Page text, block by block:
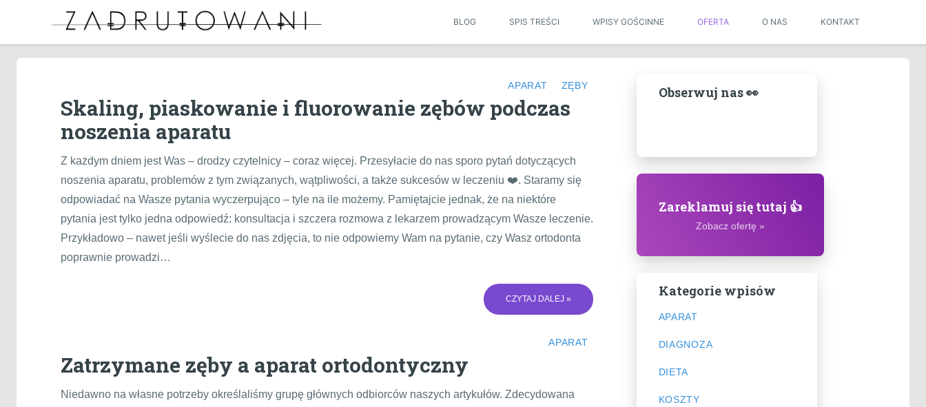
BLOG SPIS TREŚCI WPISY GOŚCINNE OFERTA O NAS KONTAKT
APARAT ZĘBY
Skaling, piaskowanie i fluorowanie zębów podczas
noszenia aparatu
Z każdym dniem jest Was – drodzy czytelnicy – coraz więcej. Przesyłacie do nas sporo pytań dotyczących
noszenia aparatu, problemów z tym związanych, wątpliwości, a także sukcesów w leczeniu ❤️. Staramy się
odpowiadać na Wasze pytania wyczerpująco – tyle na ile możemy. Pamiętajcie jednak, że na niektóre
pytania jest tylko jedna odpowiedź: konsultacja i szczera rozmowa z lekarzem prowadzącym Wasze leczenie.
Przykładowo – nawet jeśli wyślecie do nas zdjęcia, to nie odpowiemy Wam na pytanie, czy Wasz ortodonta
poprawnie prowadzi…
CZYTAJ DALEJ »
APARAT
Zatrzymane zęby a aparat ortodontyczny
Niedawno na własne potrzeby określaliśmy grupę głównych odbiorców naszych artykułów. Zdecydowana
Obserwuj nas 👀
Zareklamuj się tutaj 👍
Zobacz ofertę »
Kategorie wpisów
APARAT
DIAGNOZA
DIETA
KOSZTY